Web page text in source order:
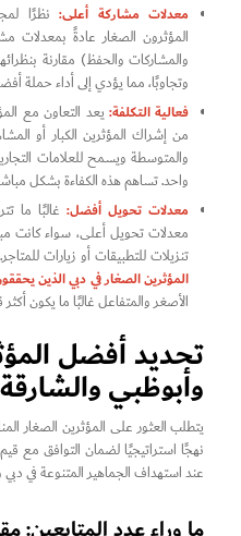
معدلات مشاركة أعلى:نظرًا
المؤثرون الصغار عادةً بمعدلات
والمشاركات والحفظ) مقارنة
وتجاوبًا، مما يؤدي إلى أداء حملة
فعالية التكلفة:يعد التعاون مع
من إشراك المؤثرين الكبار أو
والمتوسطة ويسمح للعلامات
واحد. تساهم هذه الكفاءة بشكل
معدلات تحويل أفضل:غالبًا ما
معدلات تحويل أعلى، سواء كانت
تنزيلات للتطبيقات أو زيارات
المؤثرين الصغار في دبي الذين
الأصغر والمتفاعل غالبًا ما يكون
تحديد أفضل
وأبوظبي والشارقة
يتطلب العثور على المؤثرين الصغار
نهجًا استراتيجيًا لضمان التوافق مع
عند استهداف الجماهير المتنوعة في